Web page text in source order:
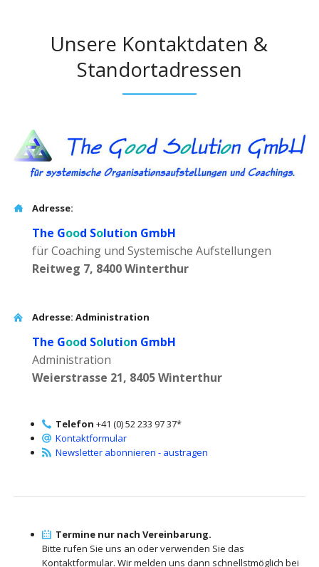
Unsere Kontaktdaten &
Standortadressen
Adresse:
The Good Solution GmbH
für Coaching und Systemische Aufstellungen
Reitweg 7, 8400 Winterthur
Adresse: Administration
The Good Solution GmbH
Administration
Weierstrasse 21, 8405 Winterthur
Telefon +41 (0) 52 233 97 37*
Kontaktformular
Newsletter abonnieren - austragen
Termine nur nach Vereinbarung.
Bitte rufen Sie uns an oder verwenden Sie das
Kontaktformular. Wir melden uns dann schnellstmöglich bei